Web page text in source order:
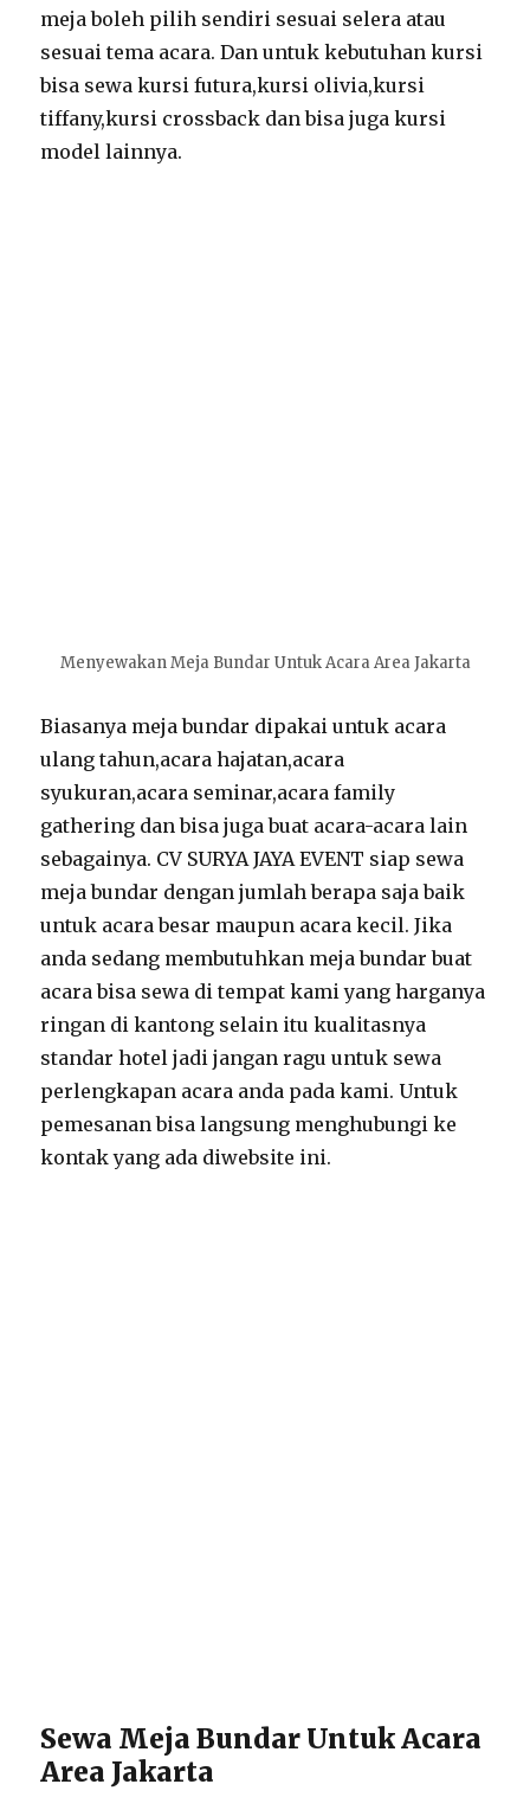
meja boleh pilih sendiri sesuai selera atau
sesuai tema acara. Dan untuk kebutuhan kursi
bisa sewa kursi futura,kursi olivia,kursi
tiffany,kursi crossback dan bisa juga kursi
model lainnya.
Menyewakan Meja Bundar Untuk Acara Area Jakarta
Biasanya meja bundar dipakai untuk acara
ulang tahun,acara hajatan,acara
syukuran,acara seminar,acara family
gathering dan bisa juga buat acara-acara lain
sebagainya. CV SURYA JAYA EVENT siap sewa
meja bundar dengan jumlah berapa saja baik
untuk acara besar maupun acara kecil. Jika
anda sedang membutuhkan meja bundar buat
acara bisa sewa di tempat kami yang harganya
ringan di kantong selain itu kualitasnya
standar hotel jadi jangan ragu untuk sewa
perlengkapan acara anda pada kami. Untuk
pemesanan bisa langsung menghubungi ke
kontak yang ada diwebsite ini.
Sewa Meja Bundar Untuk Acara
Area Jakarta